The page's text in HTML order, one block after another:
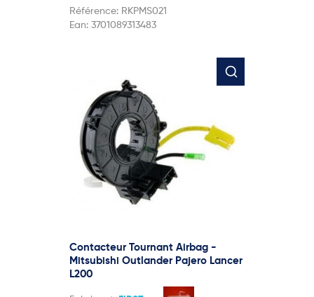
Référence: RKPMS021
Ean: 3701089313483
Contacteur Tournant Airbag -
Mitsubishi Outlander Pajero Lancer
L200